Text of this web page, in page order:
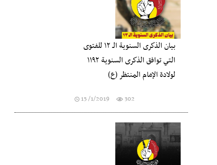
بيان الذكرى السنوية الـ ١٢ للفتوى
التي توافق الذكرى السنوية ١١٩٢
لولادة الإمام المنتظر (ع)
15 /1/2019 302